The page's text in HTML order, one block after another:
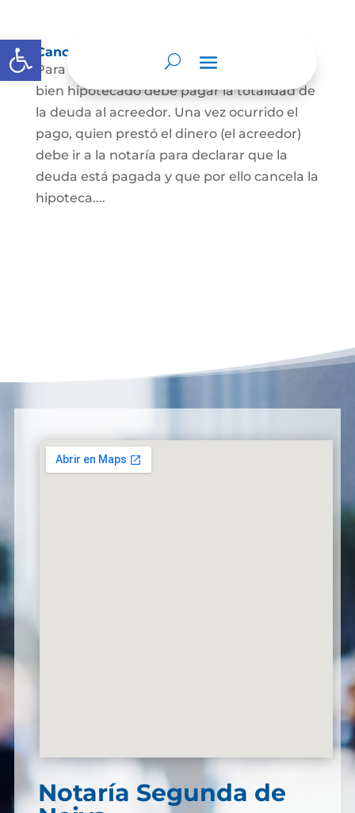
Abrir barra de herramientas
Cancelación de Hipoteca
Para cancelar una hipoteca, el dueño del
bien hipotecado debe pagar la totalidad de
la deuda al acreedor. Una vez ocurrido el
pago, quien prestó el dinero (el acreedor)
debe ir a la notaría para declarar que la
deuda está pagada y que por ello cancela la
hipoteca....
Notaría Segunda de